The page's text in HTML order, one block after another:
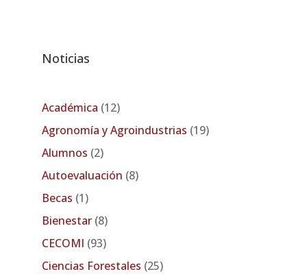
Noticias
Académica (12)
Agronomía y Agroindustrias (19)
Alumnos (2)
Autoevaluación (8)
Becas (1)
Bienestar(8)
CECOMI (93)
Ciencias Forestales (25)